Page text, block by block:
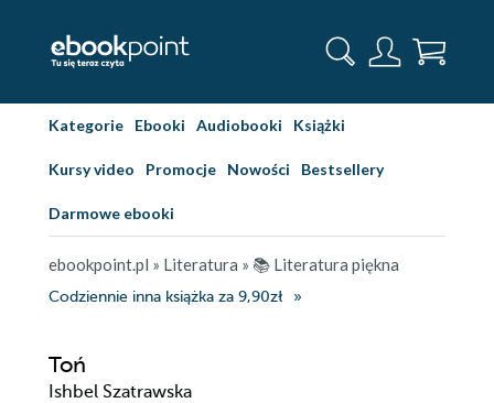
Kategorie Ebooki Audiobooki Książki
Kursy video Promocje Nowości Bestsellery
Darmowe ebooki
ebookpoint.pl » Literatura » 📚 Literatura piękna
Codziennie inna książka za 9,90zł
Toń
Ishbel Szatrawska